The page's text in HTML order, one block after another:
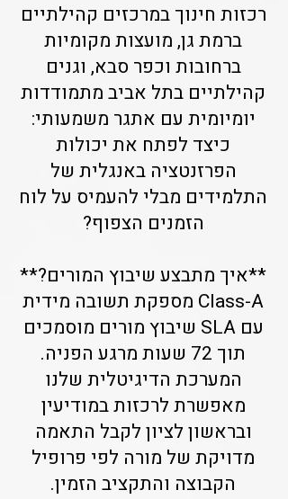
רכזות חינוך במרכזים קהילתיים
ברמת גן, מועצות מקומיות
ברחובות וכפר סבא, וגנים
קהילתיים בתל אביב מתמודדות
יומיומית עם אתגר משמעותי:
כיצד לפתח את יכולות
הפרזנטציה באנגלית של
התלמידים מבלי להעמיס על לוח
הזמנים הצפוף?
**איך מתבצע שיבוץ המורים?**
Class-A מספקת תשובה מידית
עם SLA שיבוץ מורים מוסמכים
תוך 72 שעות מרגע הפניה.
המערכת הדיגיטלית שלנו
מאפשרת לרכזות במודיעין
ובראשון לציון לקבל התאמה
מדויקת של מורה לפי פרופיל
הקבוצה והתקציב הזמין.